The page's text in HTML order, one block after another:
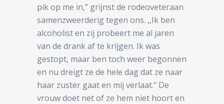
pik op me in,’’ grijnst de rodeoveteraan
samenzweerderig tegen ons. ,,Ik ben
alcoholist en zij probeert me al jaren
van de drank af te krijgen. Ik was
gestopt, maar ben toch weer begonnen
en nu dreigt ze de hele dag dat ze naar
haar zuster gaat en mij verlaat.’’ De
vrouw doet net of ze hem niet hoort en